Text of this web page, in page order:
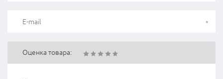
Оценка товара: